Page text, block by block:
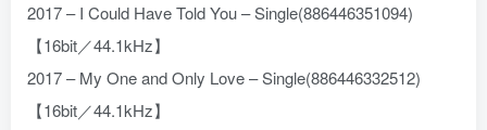
2017 – I Could Have Told You – Single(886446351094)
【16bit／44.1kHz】
2017 – My One and Only Love – Single(886446332512)
【16bit／44.1kHz】